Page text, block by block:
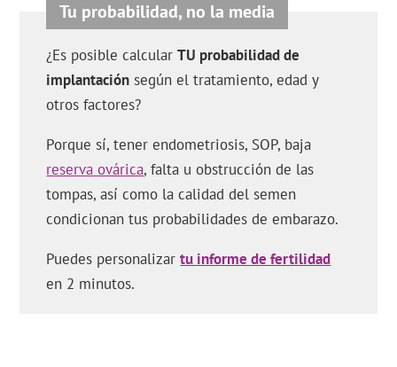
¿Es posible calcularTU probabilidad de
implantación según el tratamiento, edad y
otros factores?
Porque sí, tener endometriosis, SOP, baja
reserva ovárica, falta u obstrucción de las
tompas, así como la calidad del semen
condicionan tus probabilidades de embarazo.
Puedes personalizartu informe de fertilidad
en 2 minutos.